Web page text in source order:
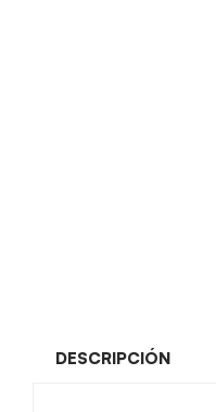
DESCRIPCIÓN